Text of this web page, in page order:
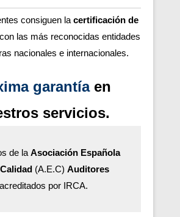
consiguen la certificación de
con las más reconocidas entidades
nacionales e internacionales.
garantíaen
servicios.
de la Asociación Española
(A.E.C) Auditores
acreditados por IRCA.